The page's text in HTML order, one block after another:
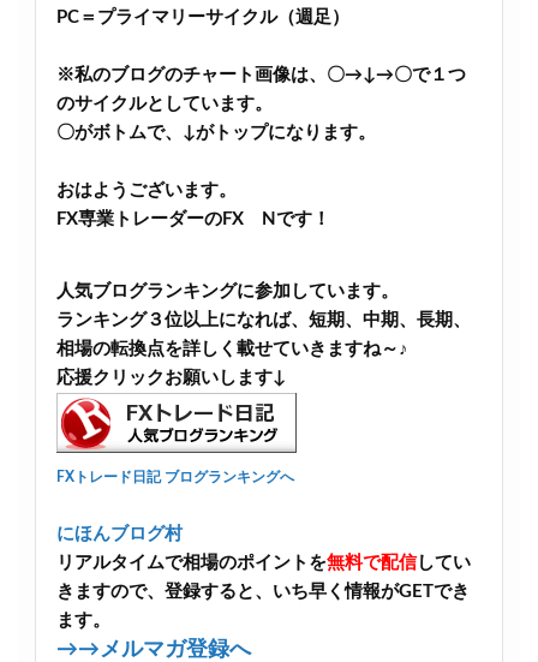
PC＝プライマリーサイクル（週足）
※私のブログのチャート画像は、〇→↓→〇で１つ
のサイクルとしています。
〇がボトムで、↓がトップになります。
おはようございます。
FX専業トレーダーのFX Nです！
人気ブログランキングに参加しています。
ランキング３位以上になれば、短期、中期、長期、
相場の転換点を詳しく載せていきますね～♪
応援クリックお願いします↓
FXトレード日記 ブログランキングへ
にほんブログ村
リアルタイムで相場のポイントを無料で配信してい
きますので、登録すると、いち早く情報がGETでき
ます。
→→メルマガ登録へ